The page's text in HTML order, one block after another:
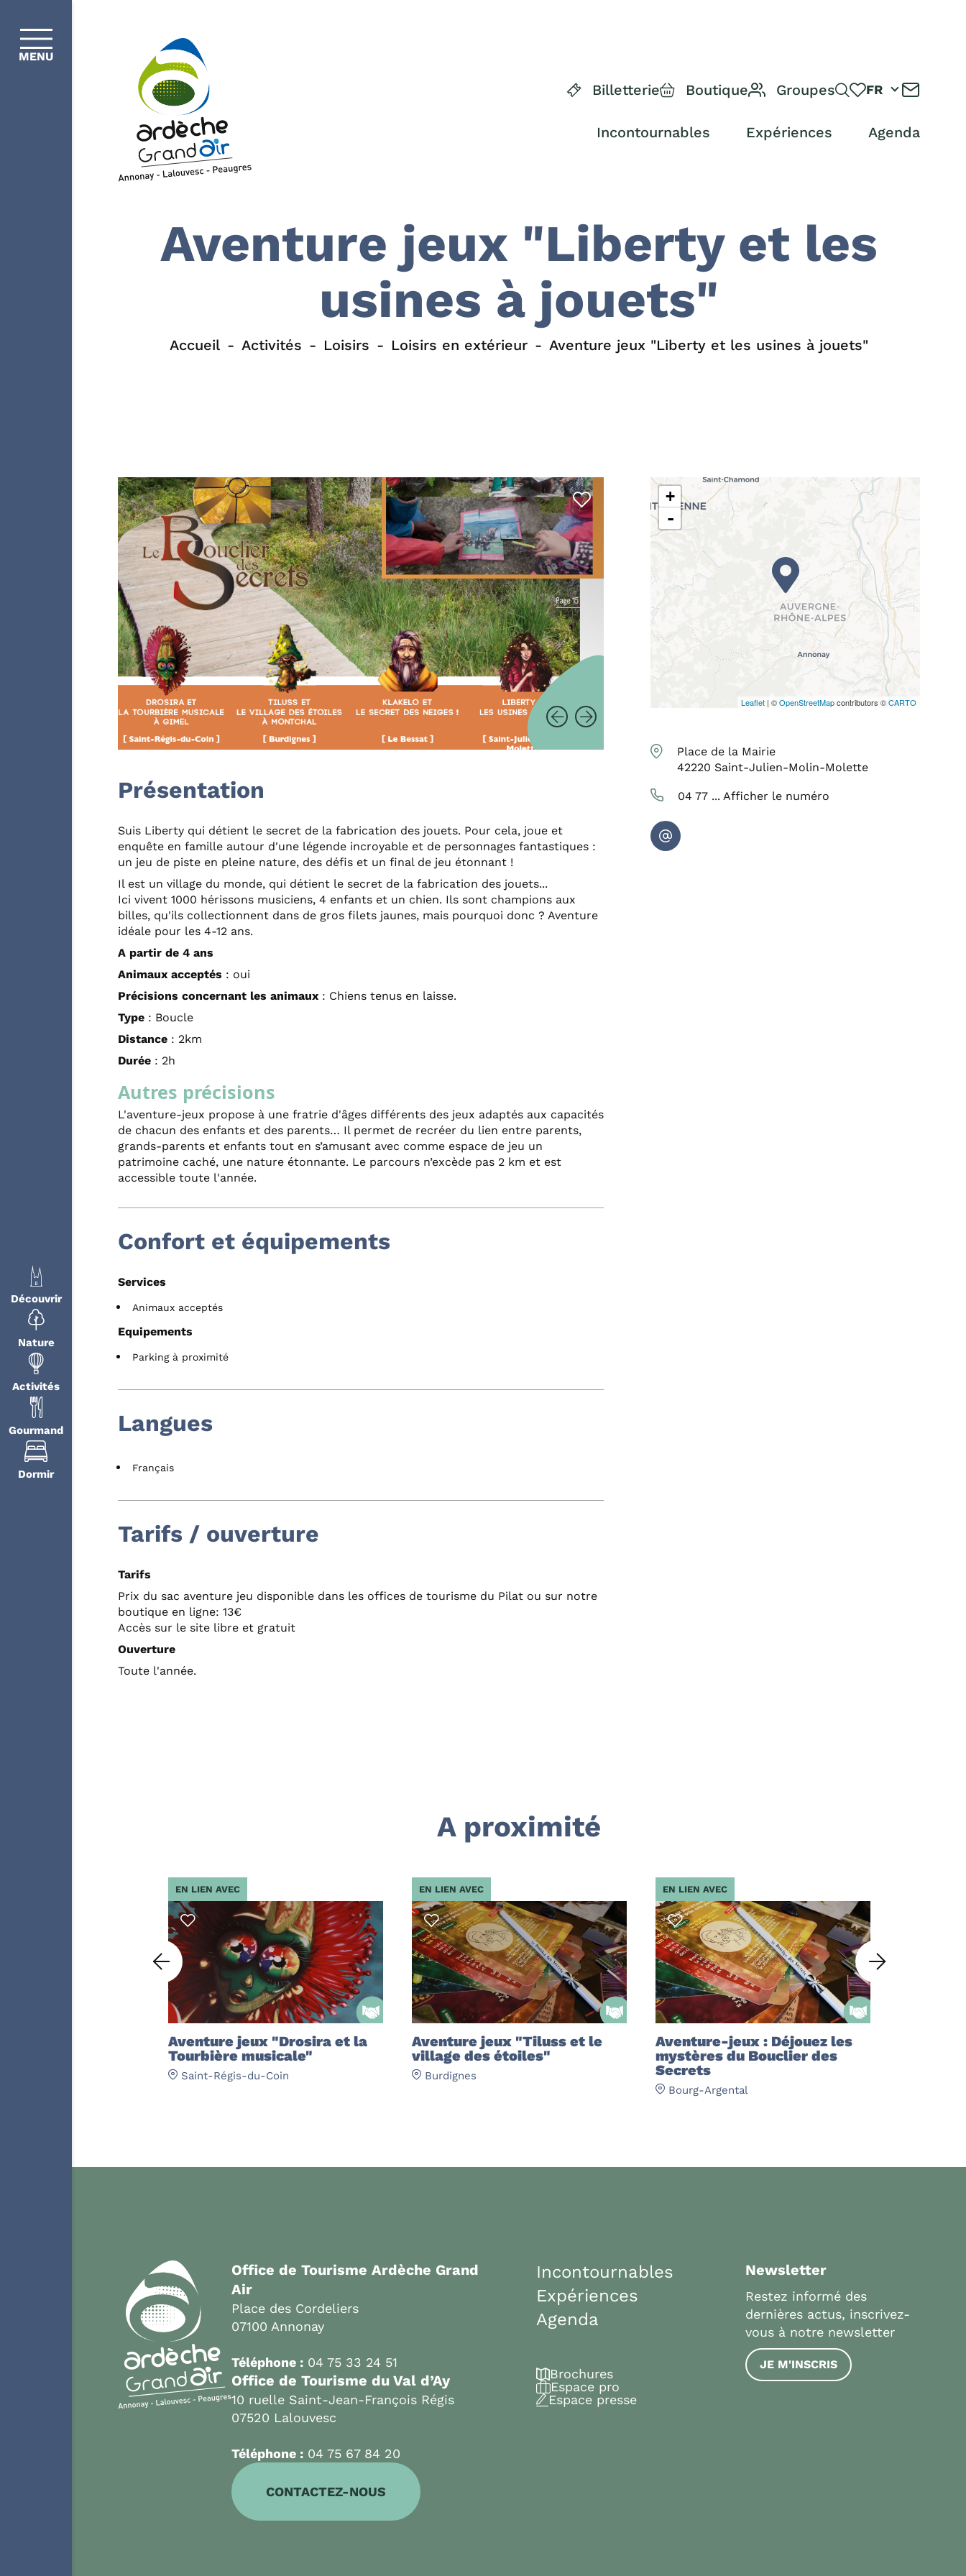
Billetterie Boutique Groupes FR
Incontournables Expériences Agenda
MENU
Découvrir
Nature
Activités
Gourmand
Dormir
Aventure jeux "Liberty et les
usines à jouets"
Accueil Activités Loisirs Loisirs en extérieur Aventure jeux "Liberty et les usines à jouets"
Présentation
Suis Liberty qui détient le secret de la fabrication des jouets. Pour cela, joue et
enquête en famille autour d'une légende incroyable et de personnages fantastiques :
un jeu de piste en pleine nature, des défis et un final de jeu étonnant !
Il est un village du monde, qui détient le secret de la fabrication des jouets...
Ici vivent 1000 hérissons musiciens, 4 enfants et un chien. Ils sont champions aux
billes, qu'ils collectionnent dans de gros filets jaunes, mais pourquoi donc ? Aventure
idéale pour les 4-12 ans.
A partir de 4 ans
Animaux acceptés : oui
Précisions concernant les animaux : Chiens tenus en laisse.
Type : Boucle
Distance : 2km
Durée : 2h
Autres précisions
L'aventure-jeux propose à une fratrie d'âges différents des jeux adaptés aux capacités
de chacun des enfants et des parents… Il permet de recréer du lien entre parents,
grands-parents et enfants tout en s’amusant avec comme espace de jeu un
patrimoine caché, une nature étonnante. Le parcours n’excède pas 2 km et est
accessible toute l'année.
Confort et équipements
Services
Animaux acceptés
Equipements
Parking à proximité
Langues
Français
Tarifs / ouverture
Tarifs
Prix du sac aventure jeu disponible dans les offices de tourisme du Pilat ou sur notre
boutique en ligne: 13€
Accès sur le site libre et gratuit
Ouverture
Toute l'année.
+
-
Leaflet | ©OpenStreetMapcontributors ©CARTO
Place de la Mairie
42220 Saint-Julien-Molin-Molette
04 77 ... Afficher le numéro
A proximité
Aventure jeux "Drosira et la
Tourbière musicale"
Saint-Régis-du-Coin
EN LIEN AVEC
Aventure jeux "Tiluss et le
village des étoiles"
Burdignes
EN LIEN AVEC
Aventure-jeux : Déjouez les
mystères du Bouclier des
Secrets
Bourg-Argental
EN LIEN AVEC
Office de Tourisme Ardèche Grand
Air
Place des Cordeliers
07100 Annonay
Téléphone : 04 75 33 24 51
Office de Tourisme du Val d’Ay
10 ruelle Saint-Jean-François Régis
07520 Lalouvesc
Téléphone : 04 75 67 84 20
CONTACTEZ-NOUS
Incontournables
Expériences
Agenda
Brochures
Espace pro
Espace presse
Newsletter
Restez informé des
dernières actus, inscrivez-
vous à notre newsletter
JE M'INSCRIS